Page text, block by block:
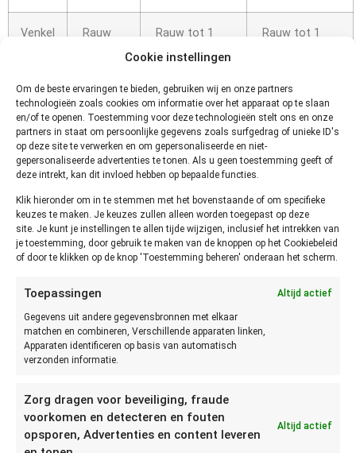
Cookie instellingen
Om de beste ervaringen te bieden, gebruiken wij en onze partners
technologieën zoals cookies om informatie over het apparaat op te slaan
en/of te openen. Toestemming voor deze technologieën stelt ons en onze
partners in staat om persoonlijke gegevens zoals surfgedrag of unieke ID's
op deze site te verwerken en om gepersonaliseerde en niet-
gepersonaliseerde advertenties te tonen. Als u geen toestemming geeft of
deze intrekt, kan dit invloed hebben op bepaalde functies.
Klik hieronder om in te stemmen met het bovenstaande of om specifieke
keuzes te maken. Je keuzes zullen alleen worden toegepast op deze
site. Je kunt je instellingen te allen tijde wijzigen, inclusief het intrekken van
je toestemming, door gebruik te maken van de knoppen op het Cookiebeleid
of door te klikken op de knop 'Toestemming beheren' onderaan het scherm.
Toepassingen Altijd actief
Gegevens uit andere gegevensbronnen met elkaar
matchen en combineren, Verschillende apparaten linken,
Apparaten identificeren op basis van automatisch
verzonden informatie.
Zorg dragen voor beveiliging, fraude
voorkomen en detecteren en fouten
opsporen, Advertenties en content leveren
Altijd actief
Venkel
Rauw
Rauw tot 1
week
Gekookt/Bereid
tot 2 dagen
Rauw tot 1
Gekookt/Bereid
tot 3 maanden
op -18 graden
Hoe kun je vaststellen of Venkel
niet meer goed is?
Je kunt het
beste
of Venkel niet
meer goed
is door te zien,
ruiken en
proeven. Als de Venkel slap of beschimmeld is dient de
voorgesneden Venkel gaat erg snel achteruit en dient op de
dag van aankoop geconsumeerd te worden.